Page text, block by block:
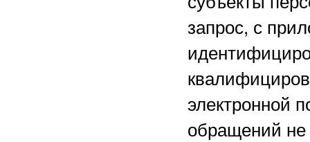
запрос, с
электронной
обращений